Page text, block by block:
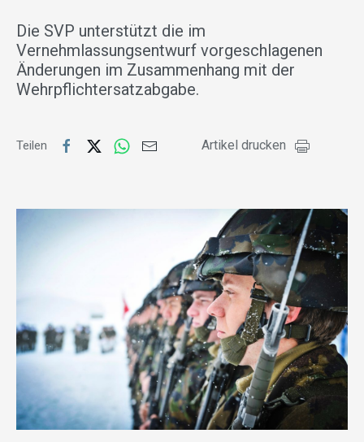
Die SVP unterstützt die im
Vernehmlassungsentwurf vorgeschlagenen
Änderungen im Zusammenhang mit der
Wehrpflichtersatzabgabe.
Teilen Artikel drucken